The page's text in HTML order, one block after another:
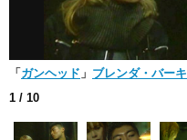
「 ガンヘッド 」 ブレンダ・バーキ
1 / 10